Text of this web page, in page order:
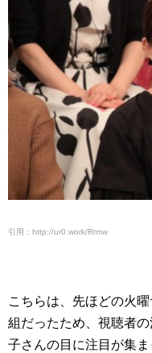
引用：http://ur0.work/Rrmw
こちらは、先ほどの火
組だったため、視聴者
子さんの目に注目が集ま